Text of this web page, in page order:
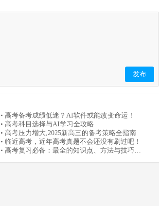
发布
• 高考备考成绩低迷？AI软件或能改变命运！
• 高考科目选择与AI学习全攻略
• 高考压力增大,2025新高三的备考策略全指南
• 临近高考，近年高考真题不会还没有刷过吧！
• 高考复习必备：最全的知识点、方法与技巧大